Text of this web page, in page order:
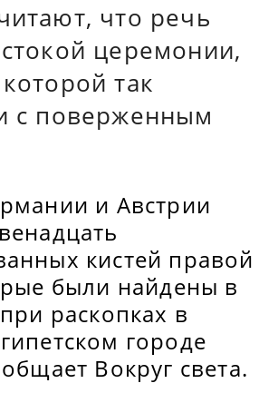
что речь
церемонии,
так
с поверженным
и Австрии
кистей правой
были найдены в
раскопках в
городе
Вокруг света.